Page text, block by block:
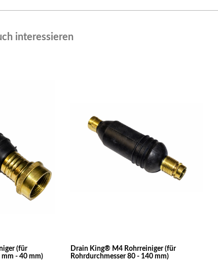
interessieren
(für
mm - 40 mm)
Drain King® M4 Rohrreiniger (für
Rohrdurchmesser 80 - 140 mm)